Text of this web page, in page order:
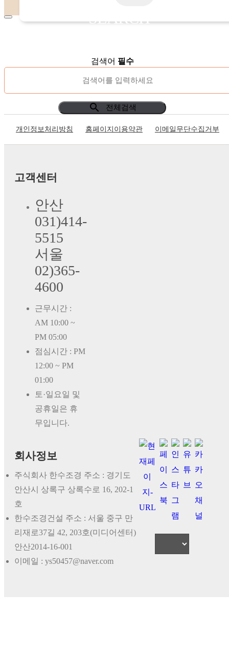
SEARCH
검색어 필수
search 전체검색
개인정보처리방침 홈페이지이용약관 이메일무단수집거부
고객센터
안산
031)414-
5515
서울
02)365-
4600
근무시간 :
AM 10:00 ~
PM 05:00
점심시간 : PM
12:00 ~ PM
01:00
토·일요일 및
공휴일은 휴
무입니다.
회사정보
주식회사 한수조경 주소 : 경기도
안산시 상록구 상록수로 16, 202-1
호
한수조경건설 주소 : 서울 중구 만
리재로37길 42, 203호(미디어센터)
안산2014-16-001
이메일 : ys50457@naver.com